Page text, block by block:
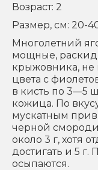
Возраст: 2
Размер, см: 20-
Многолетний
мощные,
крыжовника,
цвета с
в кисть по 3—5
кожица. По
мускатным
черной
около 3 г, хотя
достигать и 5
осыпаются.